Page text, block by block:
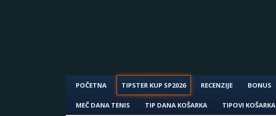
POČETNA TIPSTER KUP SP2026 RECENZIJE BONUS
MEČ DANA TENIS TIP DANA KOŠARKA TIPOVI KOŠARKA